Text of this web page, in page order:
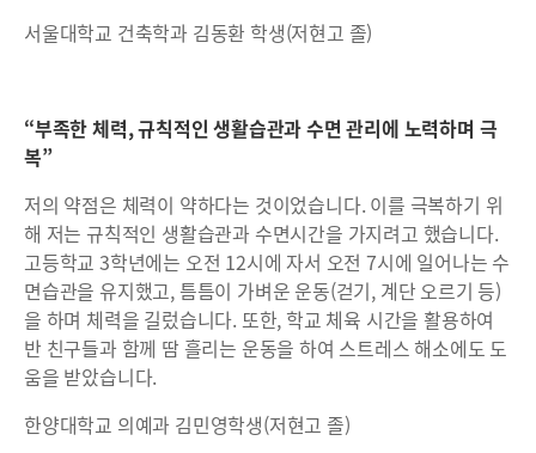
서울대학교 건축학과 김동환 학생(저현고 졸)
“부족한 체력, 규칙적인 생활습관과 수면 관리에 노력하며 극
복”
저의 약점은 체력이 약하다는 것이었습니다. 이를 극복하기 위
해 저는 규칙적인 생활습관과 수면시간을 가지려고 했습니다.
고등학교 3학년에는 오전 12시에 자서 오전 7시에 일어나는 수
면습관을 유지했고, 틈틈이 가벼운 운동(걷기, 계단 오르기 등)
을 하며 체력을 길렀습니다. 또한, 학교 체육 시간을 활용하여
반 친구들과 함께 땀 흘리는 운동을 하여 스트레스 해소에도 도
움을 받았습니다.
한양대학교 의예과 김민영학생(저현고 졸)